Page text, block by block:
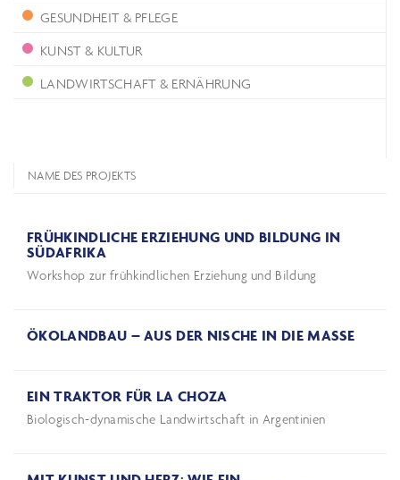
GESUNDHEIT & PFLEGE
KUNST & KULTUR
LANDWIRTSCHAFT & ERNÄHRUNG
NAME DES PROJEKTS
FRÜHKINDLICHE ERZIEHUNG UND BILDUNG IN
SÜDAFRIKA
Workshop zur frühkindlichen Erziehung und Bildung
ÖKOLANDBAU – AUS DER NISCHE IN DIE MASSE
EIN TRAKTOR FÜR LA CHOZA
Biologisch-dynamische Landwirtschaft in Argentinien